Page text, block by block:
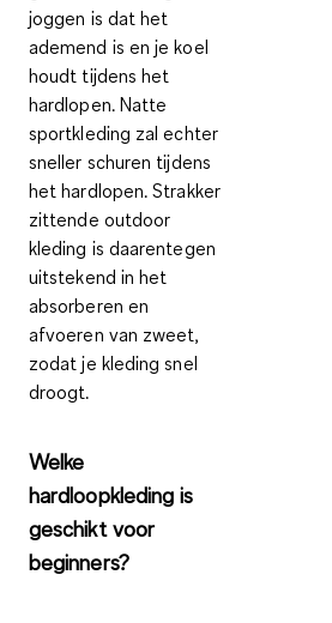
joggen is dat het
ademend is en je koel
houdt tijdens het
hardlopen. Natte
sportkleding zal echter
sneller schuren tijdens
het hardlopen. Strakker
zittende outdoor
kleding is daarentegen
uitstekend inhet
absorberen en
afvoeren van zweet,
zodat je kleding snel
droogt.
Welke
hardloopkleding is
geschikt voor
beginners?